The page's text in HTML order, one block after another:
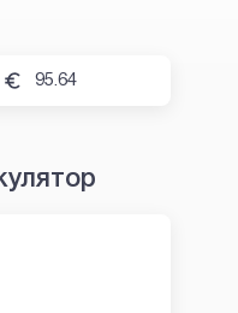
95.64